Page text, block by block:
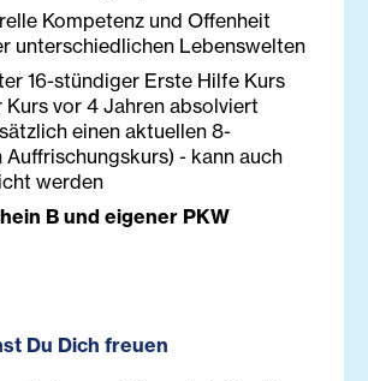
Kompetenz und Offenheit
unterschiedlichen Lebenswelten
16-stündiger Erste Hilfe Kurs
Kurs vor 4 Jahren absolviert
einen aktuellen 8-
Auffrischungskurs) - kann auch
werden
B und eigener PKW
Du Dich freuen